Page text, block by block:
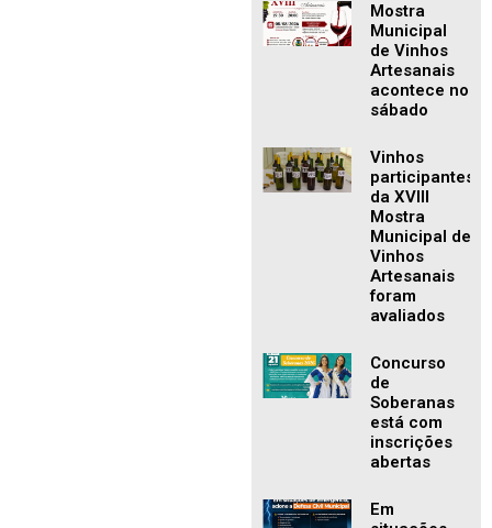
Mostra
Municipal
de Vinhos
Artesanais
acontece no
sábado
Vinhos
participantes
da XVIII
Mostra
Municipal de
Vinhos
Artesanais
foram
avaliados
Concurso
de
Soberanas
está com
inscrições
abertas
Em